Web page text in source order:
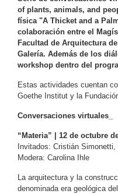
of plants, animals, and
física "A Thicket and a
colaboración entre el
Facultad de Arquitectura
Galería. Además de los
workshop dentro del
Estas actividades cuentan
Goethe Institut y la
Conversaciones virtuales_
“Materia” | 12 de octubre
Invitados: Cristián
Modera: Carolina Ihle
La arquitectura y la
denominada era geológica